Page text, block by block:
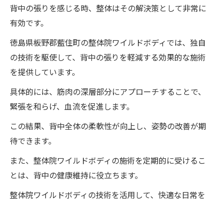
背中の張りを感じる時、整体はその解決策として非常に
有効です。
徳島県板野郡藍住町の整体院ワイルドボディでは、独自
の技術を駆使して、背中の張りを軽減する効果的な施術
を提供しています。
具体的には、筋肉の深層部分にアプローチすることで、
緊張を和らげ、血流を促進します。
この結果、背中全体の柔軟性が向上し、姿勢の改善が期
待できます。
また、整体院ワイルドボディの施術を定期的に受けるこ
とは、背中の健康維持に役立ちます。
整体院ワイルドボディの技術を活用して、快適な日常を